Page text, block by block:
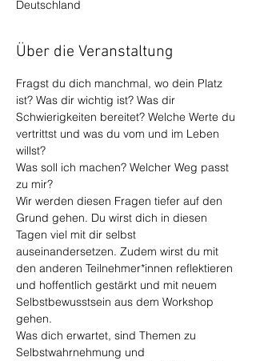
Deutschland
Über die Veranstaltung
Fragst du dich manchmal, wo dein Platz
ist? Was dir wichtig ist? Was dir
Schwierigkeiten bereitet? Welche Werte du
vertrittst und was du vom und im Leben
willst?
Was soll ich machen? Welcher Weg passt
zu mir?
Wir werden diesen Fragen tiefer auf den
Grund gehen. Du wirst dich in diesen
Tagen viel mit dir selbst
auseinandersetzen. Zudem wirst du mit
den anderen Teilnehmer*innen reflektieren
und hoffentlich gestärkt und mit neuem
Selbstbewusstsein aus dem Workshop
gehen.
Was dich erwartet, sind Themen zu
Selbstwahrnehmung und